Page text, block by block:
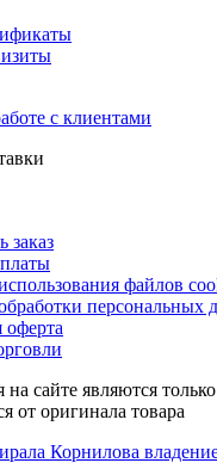
с клиентами
заказ
файлов
персональных
сайте являются
от оригинала товара
Корнилова